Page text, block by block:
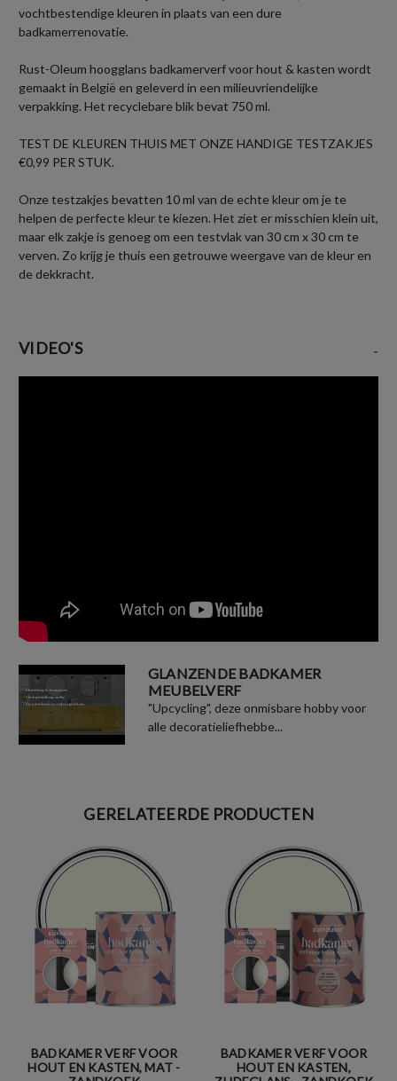
vochtbestendige kleuren in plaats van een dure
badkamerrenovatie.
Rust-Oleum hoogglans badkamerverf voor hout & kasten wordt
gemaakt in België en geleverd in een milieuvriendelijke
verpakking. Het recyclebare blik bevat 750 ml.
TEST DE KLEUREN THUIS MET ONZE HANDIGE TESTZAKJES
€0,99 PER STUK.
Onze testzakjes bevatten 10 ml van de echte kleur om je te
helpen de perfecte kleur te kiezen. Het ziet er misschien klein uit,
maar elk zakje is genoeg om een testvlak van 30 cm x 30 cm te
verven. Zo krijg je thuis een getrouwe weergave van de kleur en
de dekkracht.
VIDEO'S -
GLANZENDE BADKAMER
MEUBELVERF
"Upcycling", deze onmisbare hobby voor
alle decoratieliefhebbe...
GERELATEERDE PRODUCTEN
BADKAMER VERF VOOR
HOUT EN KASTEN, MAT -
BADKAMER VERF VOOR
HOUT EN KASTEN,